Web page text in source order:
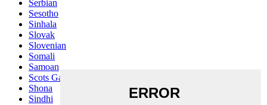
Serbian
Sesotho
Sinhala
Slovak
Slovenian
Somali
Samoan
Scots Gaelic
Shona
Sindhi